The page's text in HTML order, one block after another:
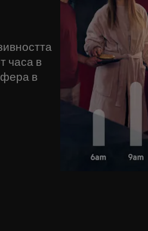
часа в
в